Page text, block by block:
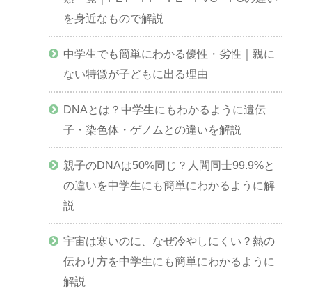
を身近なもので解説
中学生でも簡単にわかる優性・劣性｜親に
ない特徴が子どもに出る理由
DNAとは？中学生にもわかるように遺伝
子・染色体・ゲノムとの違いを解説
親子のDNAは50%同じ？人間同士99.9%と
の違いを中学生にも簡単にわかるように解
説
宇宙は寒いのに、なぜ冷やしにくい？熱の
伝わり方を中学生にも簡単にわかるように
解説